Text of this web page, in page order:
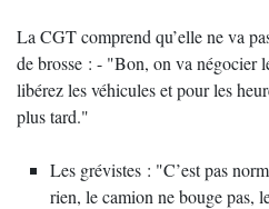
La CGT comprend qu’elle ne va
de brosse : - "Bon, on va négocier
libérez les véhicules et pour les
plus tard."
Les grévistes : "C’est pas
rien, le camion ne bouge pas,